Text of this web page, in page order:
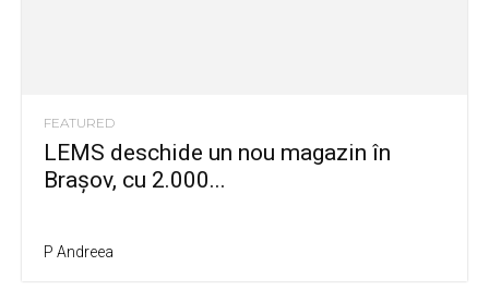
FEATURED
LEMS deschide un nou magazin în
Brașov, cu 2.000...
P Andreea